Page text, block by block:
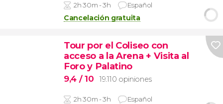
2h 30m - 3h Español
Cancelación gratuita
Tour por el Coliseo con
acceso a la Arena + Visita al
Foro y Palatino
9,4 / 10 19.110 opiniones
2h 30m - 3h Español